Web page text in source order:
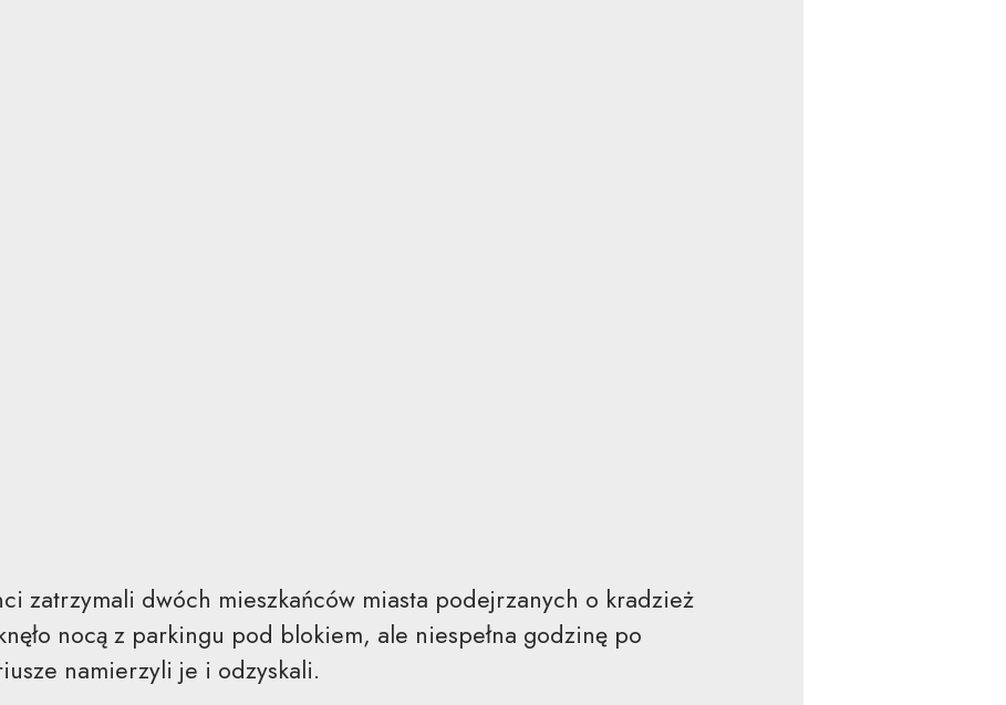
zatrzymali dwóch mieszkańców miasta podejrzanych o kradzież
nocą z parkingu pod blokiem, ale niespełna godzinę po
namierzyli je i odzyskali.